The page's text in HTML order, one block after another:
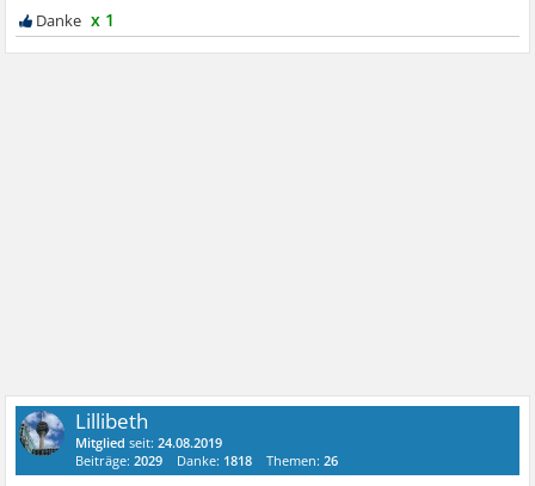
x 1
Lillibeth
Mitglied seit:24.08.2019
Beiträge:2029 Danke: 1818 Themen:26